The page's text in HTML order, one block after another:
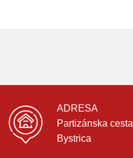
ADRESA
Partizánska
Bystrica